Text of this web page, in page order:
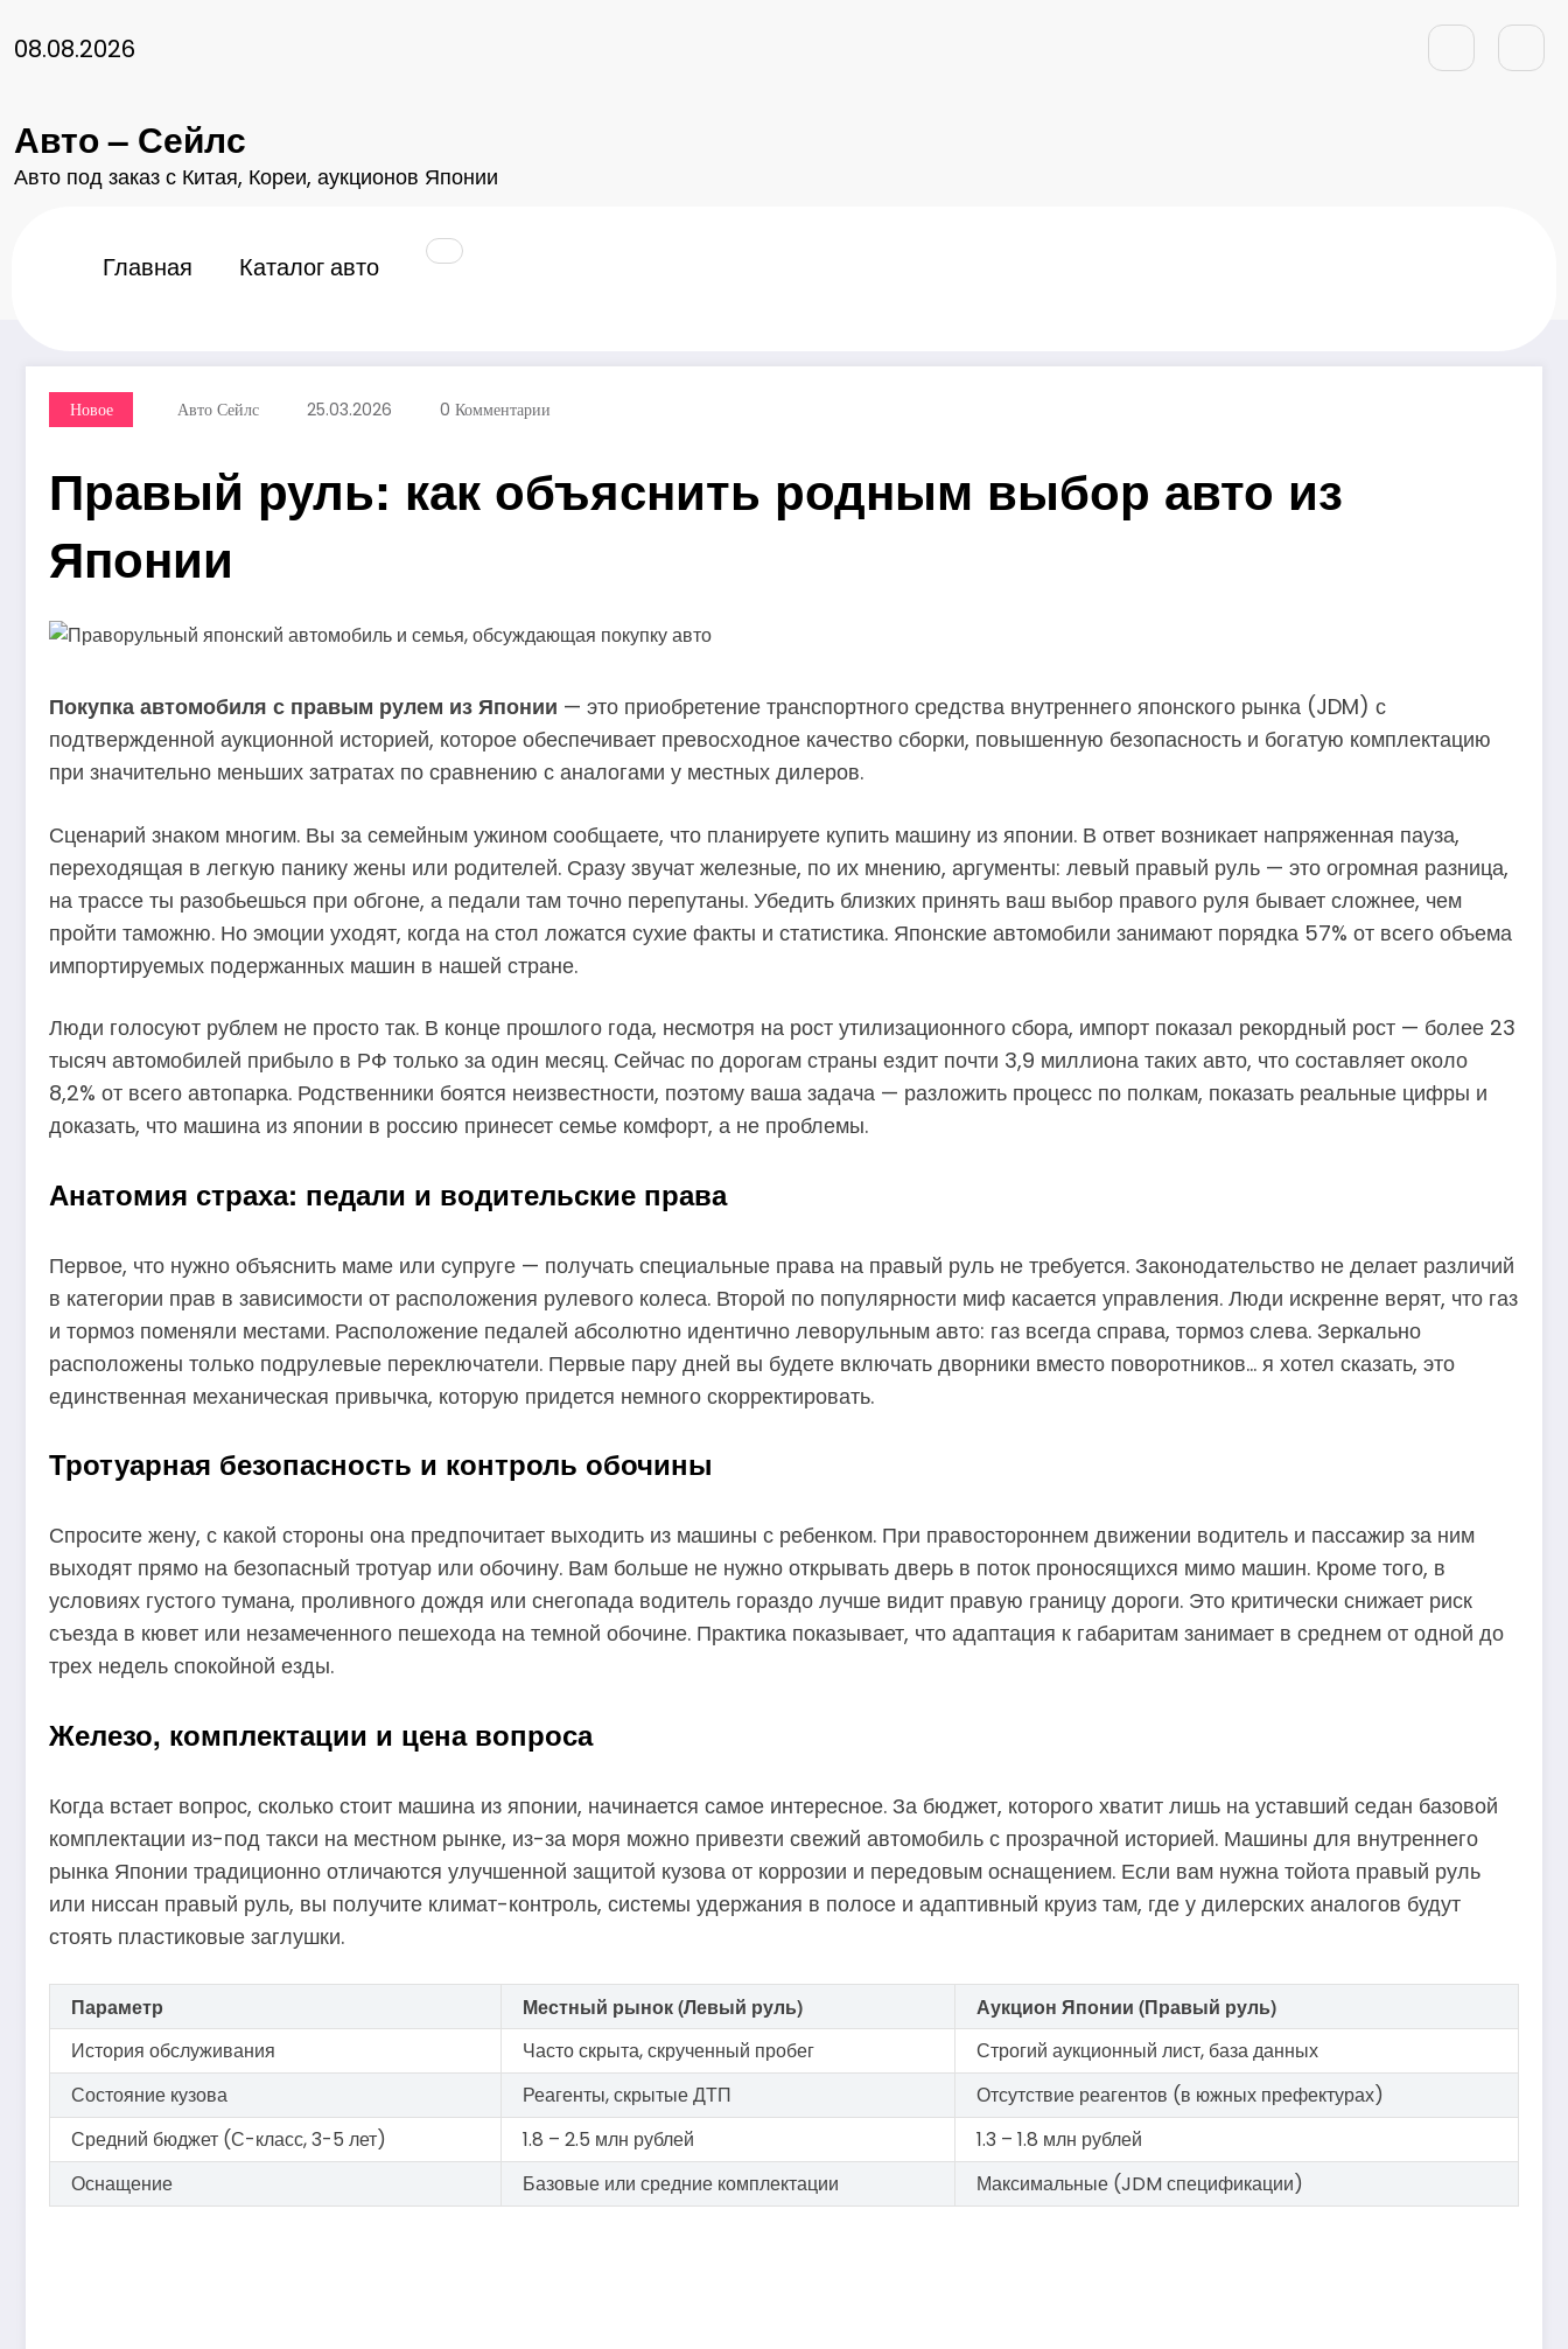
08.08.2026
Авто – Сейлс
Авто под заказ с Китая, Кореи, аукционов Японии
Главная Каталог авто
Правый руль: как объяснить родным выбор авто из Японии
Новое Авто Сейлс 25.03.2026 0 Комментарии
Правый руль: как объяснить родным выбор авто из
Японии
Покупка автомобиля с правым рулем из Японии — это приобретение транспортного средства внутреннего японского рынка (JDM) с
подтвержденной аукционной историей, которое обеспечивает превосходное качество сборки, повышенную безопасность и богатую комплектацию
при значительно меньших затратах по сравнению с аналогами у местных дилеров.
Сценарий знаком многим. Вы за семейным ужином сообщаете, что планируете купить машину из японии. В ответ возникает напряженная пауза,
переходящая в легкую панику жены или родителей. Сразу звучат железные, по их мнению, аргументы: левый правый руль — это огромная разница,
на трассе ты разобьешься при обгоне, а педали там точно перепутаны. Убедить близких принять ваш выбор правого руля бывает сложнее, чем
пройти таможню. Но эмоции уходят, когда на стол ложатся сухие факты и статистика. Японские автомобили занимают порядка 57% от всего объема
импортируемых подержанных машин в нашей стране.
Люди голосуют рублем не просто так. В конце прошлого года, несмотря на рост утилизационного сбора, импорт показал рекордный рост — более 23
тысяч автомобилей прибыло в РФ только за один месяц. Сейчас по дорогам страны ездит почти 3,9 миллиона таких авто, что составляет около
8,2% от всего автопарка. Родственники боятся неизвестности, поэтому ваша задача — разложить процесс по полкам, показать реальные цифры и
доказать, что машина из японии в россию принесет семье комфорт, а не проблемы.
Анатомия страха: педали и водительские права
Первое, что нужно объяснить маме или супруге — получать специальные права на правый руль не требуется. Законодательство не делает различий
в категории прав в зависимости от расположения рулевого колеса. Второй по популярности миф касается управления. Люди искренне верят, что газ
и тормоз поменяли местами. Расположение педалей абсолютно идентично леворульным авто: газ всегда справа, тормоз слева. Зеркально
расположены только подрулевые переключатели. Первые пару дней вы будете включать дворники вместо поворотников… я хотел сказать, это
единственная механическая привычка, которую придется немного скорректировать.
Тротуарная безопасность и контроль обочины
Спросите жену, с какой стороны она предпочитает выходить из машины с ребенком. При правостороннем движении водитель и пассажир за ним
выходят прямо на безопасный тротуар или обочину. Вам больше не нужно открывать дверь в поток проносящихся мимо машин. Кроме того, в
условиях густого тумана, проливного дождя или снегопада водитель гораздо лучше видит правую границу дороги. Это критически снижает риск
съезда в кювет или незамеченного пешехода на темной обочине. Практика показывает, что адаптация к габаритам занимает в среднем от одной до
трех недель спокойной езды.
Железо, комплектации и цена вопроса
Когда встает вопрос, сколько стоит машина из японии, начинается самое интересное. За бюджет, которого хватит лишь на уставший седан базовой
комплектации из-под такси на местном рынке, из-за моря можно привезти свежий автомобиль с прозрачной историей. Машины для внутреннего
рынка Японии традиционно отличаются улучшенной защитой кузова от коррозии и передовым оснащением. Если вам нужна тойота правый руль
или ниссан правый руль, вы получите климат-контроль, системы удержания в полосе и адаптивный круиз там, где у дилерских аналогов будут
стоять пластиковые заглушки.
Параметр Местный рынок (Левый руль)
Аукцион Японии (Правый руль)
История обслуживания
Часто скрыта, скрученный пробег
Строгий аукционный лист, база данных
Состояние кузова
Реагенты, скрытые ДТП
Отсутствие реагентов (в южных префектурах)
Средний бюджет (С-класс, 3-5 лет)
1.8 – 2.5 млн рублей
1.3 – 1.8 млн рублей
Оснащение
Базовые или средние комплектации Максимальные (JDM спецификации)